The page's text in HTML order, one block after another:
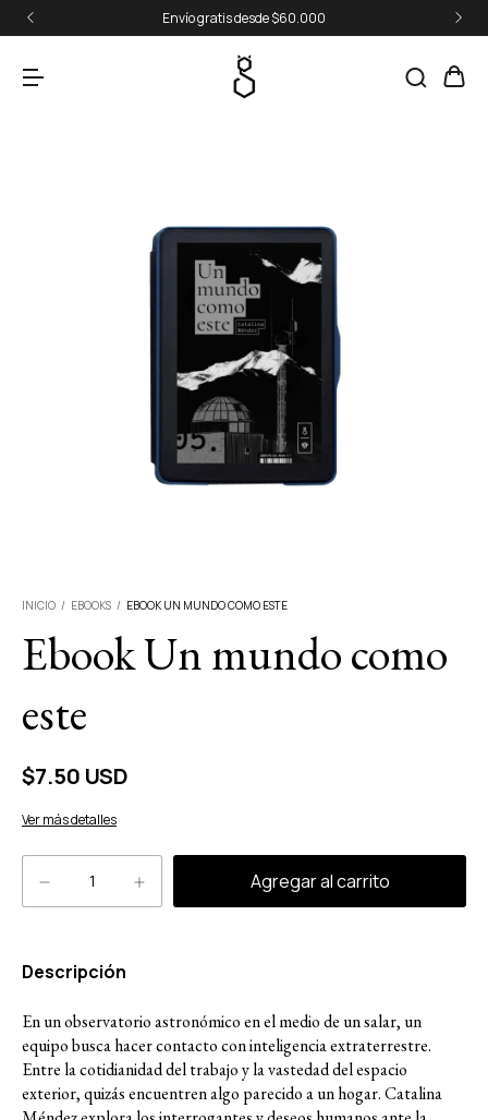
Envío gratis desde $60.000
INICIO / EBOOKS / EBOOK UN MUNDO COMO ESTE
Ebook Un mundo como
este
$7.50 USD
Ver más detalles
Descripción
En un observatorio astronómico en el medio de un salar, un
equipo busca hacer contacto con inteligencia extraterrestre.
Entre la cotidianidad del trabajo y la vastedad del espacio
exterior, quizás encuentren algo parecido a un hogar. Catalina